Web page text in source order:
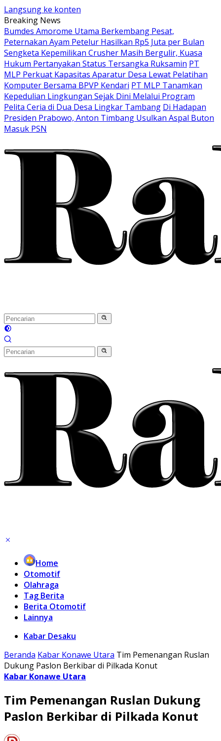
Langsung ke konten
Breaking News
Bumdes Amorome Utama Berkembang Pesat,
Peternakan Ayam Petelur Hasilkan Rp5 Juta per Bulan
Sengketa Kepemilikan Crusher Masih Bergulir, Kuasa
Hukum Pertanyakan Status Tersangka Ruksamin PT
MLP Perkuat Kapasitas Aparatur Desa Lewat Pelatihan
Komputer Bersama BPVP Kendari PT MLP Tanamkan
Kepedulian Lingkungan Sejak Dini Melalui Program
Pelita Ceria di Dua Desa Lingkar Tambang Di Hadapan
Presiden Prabowo, Anton Timbang Usulkan Aspal Buton
Masuk PSN
Home
Otomotif
Olahraga
Tag Berita
Berita Otomotif
Lainnya
Kabar Desaku
Beranda Kabar Konawe Utara Tim Pemenangan Ruslan
Dukung Paslon Berkibar di Pilkada Konut
Kabar Konawe Utara
Tim Pemenangan Ruslan Dukung
Paslon Berkibar di Pilkada Konut